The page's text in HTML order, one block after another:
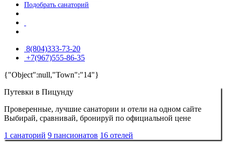
Подобрать санаторий
8(804)333-73-20
+7(967)555-86-35
{"Object":null,"Town":"14"}
Путевки в Пицунду
Проверенные, лучшие санатории и отели на одном сайте
Выбирай, сравнивай, бронируй по официальной цене
1 санаторий 9 пансионатов 16 отелей